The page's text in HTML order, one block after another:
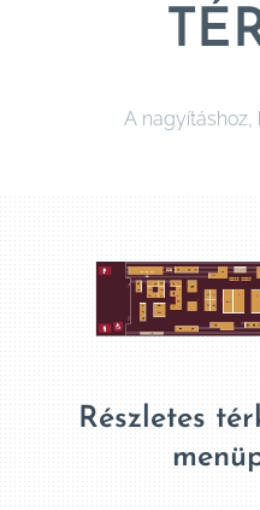
A nagyításhoz,
Részletes